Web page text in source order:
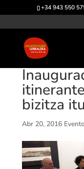
+34 943 550
bizitza
Abr 20, 2016